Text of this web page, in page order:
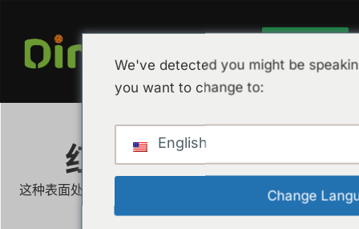
红色拉丝碳纤维
这种表面处理具有光滑的拉丝外观，会影响球拍的表面纹
理，从而可能影响控球和旋转。
We've detected you might be
you want to change to:
English
Change